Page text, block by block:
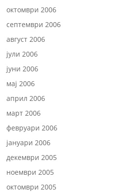
октомври 2006
септември 2006
август 2006
јули 2006
јуни 2006
мај 2006
април 2006
март 2006
февруари 2006
јануари 2006
декември 2005
ноември 2005
октомври 2005